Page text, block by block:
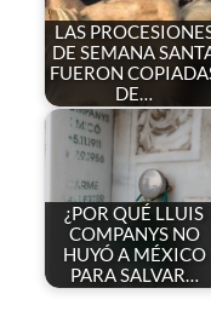
LAS
DE SEMANA
FUERON
DE…
¿POR QUÉ LLUIS
COMPANYS NO
HUYÓ A MÉXICO
PARA SALVAR…